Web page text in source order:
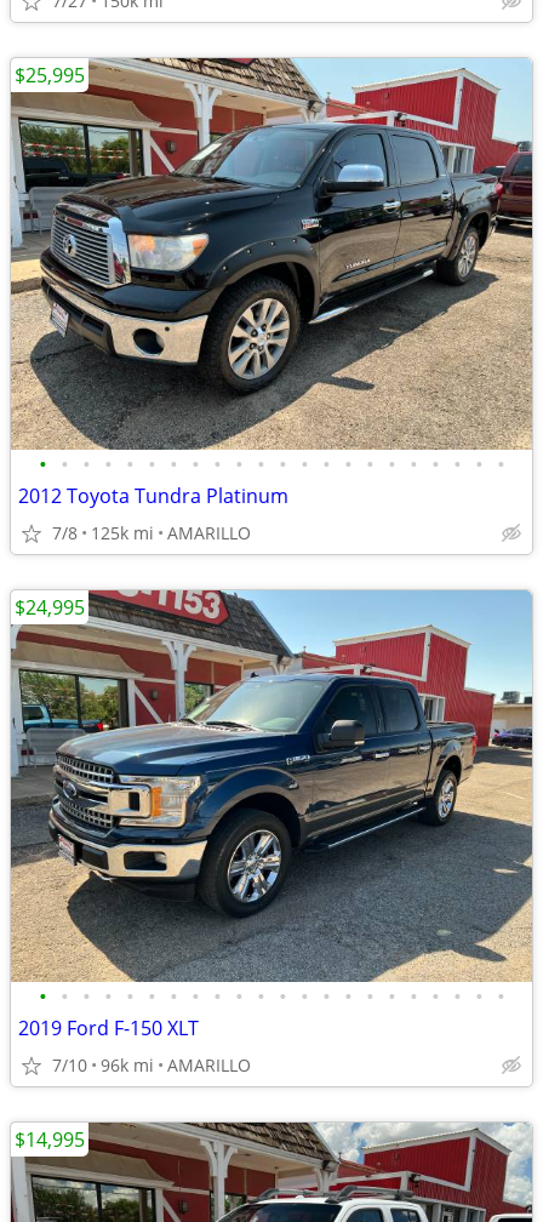
• • • • • • • • • • • • • • • • • • • • • •
2012 Toyota Tundra Platinum
7/8 125k mi AMARILLO
$25,995
• • • • • • • • • • • • • • • • • • • • • •
2019 Ford F-150 XLT
7/10 96k mi AMARILLO
$24,995
$14,995